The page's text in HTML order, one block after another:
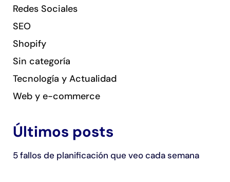
Redes Sociales
SEO
Shopify
Sin categoría
Tecnología y Actualidad
Web y e-commerce
Últimos posts
5 fallos de planificación que veo cada semana